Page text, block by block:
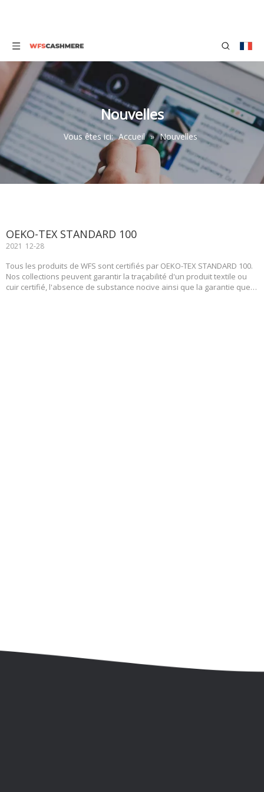
Nouvelles
Vous êtes ici: Accueil » Nouvelles
OEKO-TEX STANDARD 100
Tous les produits de WFS sont certifiés par OEKO-TEX STANDARD 100.
Nos collections peuvent garantir la traçabilité d'un produit textile ou
cuir certifié, l'absence de substance nocive ainsi que la garantie que
2021 12-28